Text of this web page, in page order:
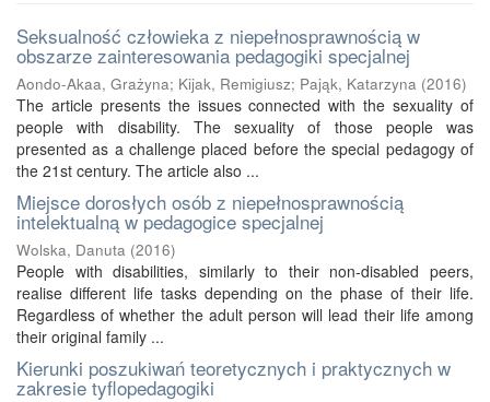
Seksualność człowieka z niepełnosprawnością w
obszarze zainteresowania pedagogiki specjalnej
Aondo-Akaa, Grażyna; Kijak, Remigiusz; Pająk, Katarzyna (2016)
The article presents the issues connected with the sexuality of
people with disability. The sexuality of those people was
presented as a challenge placed before the special pedagogy of
the 21st century. The article also ...
Miejsce dorosłych osób z niepełnosprawnością
intelektualną w pedagogice specjalnej
Wolska, Danuta (2016)
People with disabilities, similarly to their non-disabled peers,
realise different life tasks depending on the phase of their life.
Regardless of whether the adult person will lead their life among
their original family ...
Kierunki poszukiwań teoretycznych i praktycznych w
zakresie tyflopedagogiki